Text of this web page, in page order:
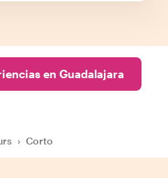
en Guadalajara
› Corto